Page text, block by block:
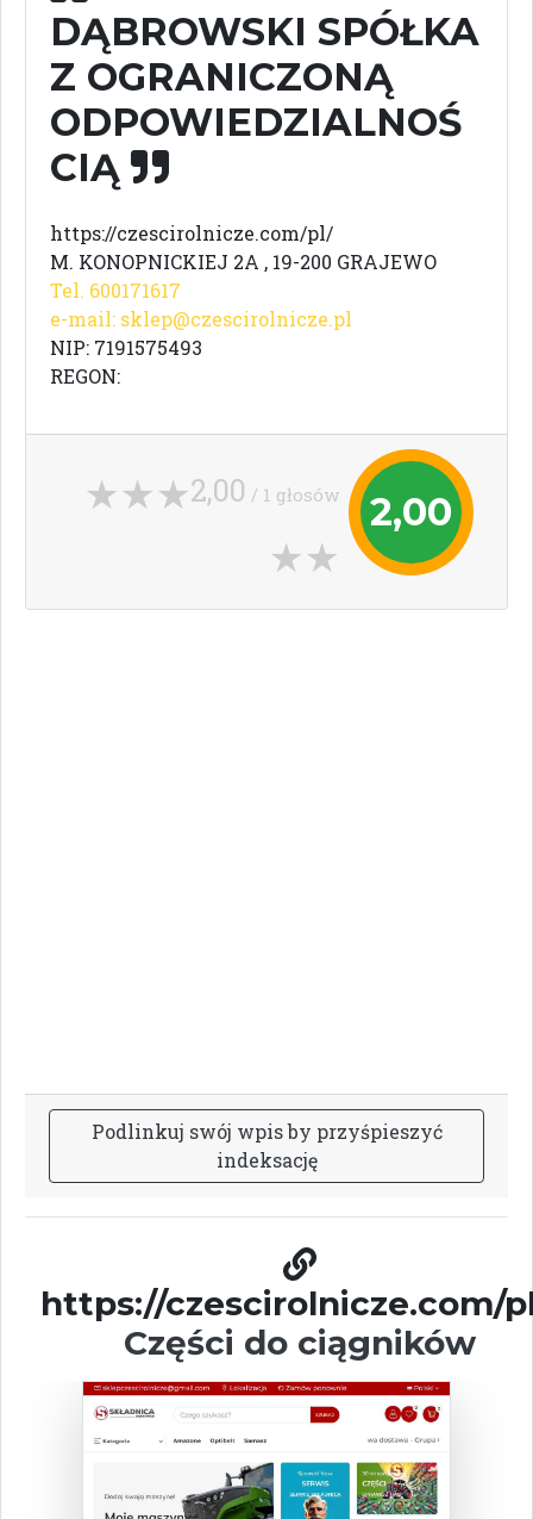
DĄBROWSKI SPÓŁKA
Z OGRANICZONĄ
ODPOWIEDZIALNOŚ
CIĄ
https://czescirolnicze.com/pl/
M. KONOPNICKIEJ 2A , 19-200 GRAJEWO
Tel. 600171617
e-mail: sklep@czescirolnicze.pl
NIP: 7191575493
REGON:
2,00
2,00 / 1 głosów
Podlinkuj swój wpisby przyśpieszyć
indeksację
https://czescirolnicze.com/
Części do ciągników